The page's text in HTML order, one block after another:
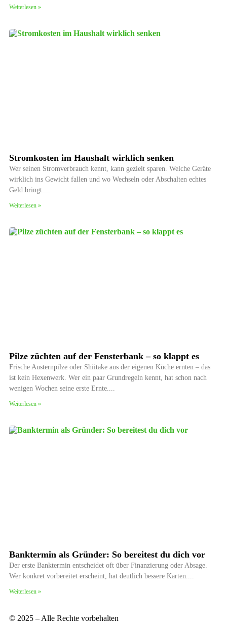
Weiterlesen »
Stromkosten im Haushalt wirklich senken
Wer seinen Stromverbrauch kennt, kann gezielt sparen. Welche Geräte
wirklich ins Gewicht fallen und wo Wechseln oder Abschalten echtes
Geld bringt.
Weiterlesen »
Pilze züchten auf der Fensterbank – so klappt es
Frische Austernpilze oder Shiitake aus der eigenen Küche ernten – das
ist kein Hexenwerk. Wer ein paar Grundregeln kennt, hat schon nach
wenigen Wochen seine erste Ernte.
Weiterlesen »
Banktermin als Gründer: So bereitest du dich vor
Der erste Banktermin entscheidet oft über Finanzierung oder Absage.
Wer konkret vorbereitet erscheint, hat deutlich bessere Karten.
Weiterlesen »
© 2025 – Alle Rechte vorbehalten